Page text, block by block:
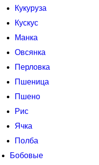
Кукуруза
Кускус
Манка
Овсянка
Перловка
Пшеница
Пшено
Рис
Ячка
Полба
Бобовые